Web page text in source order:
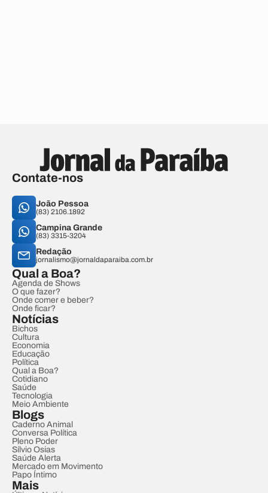
Contate-nos
João Pessoa
(83) 2106.1892
Campina Grande
(83) 3315-3204
Redação
jornalismo@jornaldaparaiba.com.br
Qual a Boa?
Agenda de Shows
O que fazer?
Onde comer e beber?
Onde ficar?
Notícias
Bichos
Cultura
Economia
Educação
Política
Qual a Boa?
Cotidiano
Saúde
Tecnologia
Meio Ambiente
Blogs
Caderno Animal
Conversa Política
Pleno Poder
Sílvio Osias
Saúde Alerta
Mercado em Movimento
Papo Íntimo
Mais